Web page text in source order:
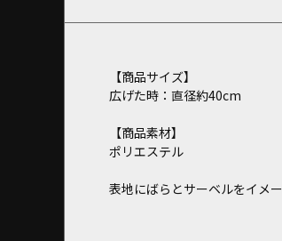
【商品サイズ】
広げた時：直径約40cm
【商品素材】
ポリエステル
表地にばらとサーベルをイメ